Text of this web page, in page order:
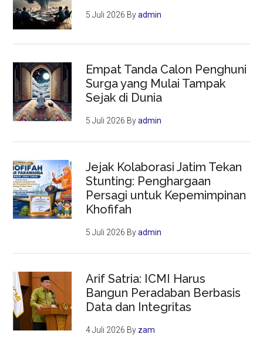
5 Juli 2026 Byadmin
Empat Tanda Calon Penghuni
Surga yang Mulai Tampak
Sejak di Dunia
5 Juli 2026 Byadmin
Jejak Kolaborasi Jatim Tekan
Stunting: Penghargaan
Persagi untuk Kepemimpinan
Khofifah
5 Juli 2026 Byadmin
Arif Satria: ICMI Harus
Bangun Peradaban Berbasis
Data dan Integritas
4 Juli 2026 By zam